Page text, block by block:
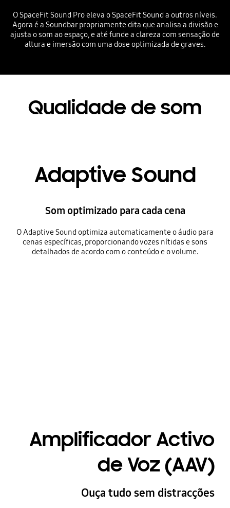
O SpaceFit Sound Pro eleva o SpaceFit Sound a outros níveis.
Agora é a Soundbar propriamente dita que analisa a divisão e
ajusta o som ao espaço, e até funde a clareza com sensação de
altura e imersão com uma dose optimizada de graves.
Qualidade de som
Adaptive Sound
Som optimizado para cada cena
O Adaptive Sound optimiza automaticamente o áudio para
cenas específicas, proporcionando vozes nítidas e sons
detalhados de acordo com o conteúdo e o volume.
Amplificador Activo
de Voz (AAV)
Ouça tudo sem distracções